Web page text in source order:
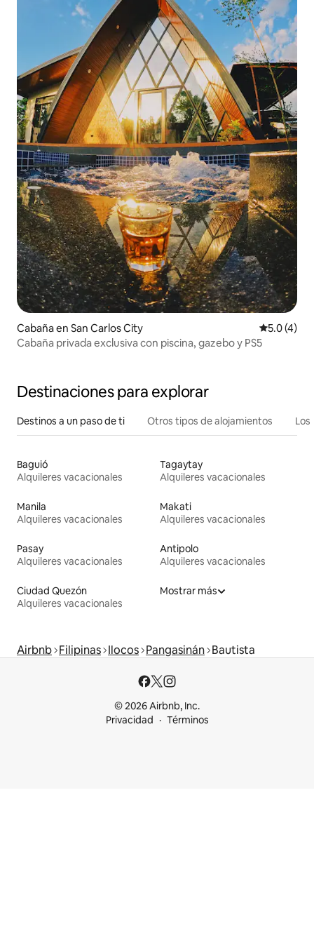
Cabaña en San Carlos City
5.0 (4)
Cabaña privada exclusiva con piscina, gazebo y PS5
Destinaciones para explorar
Destinos a un paso de ti Otros tipos de alojamientos
Baguió
Alquileres vacacionales
Tagaytay
Alquileres vacacionales
Manila
Alquileres vacacionales
Makati
Alquileres vacacionales
Pasay
Alquileres vacacionales
Antipolo
Alquileres vacacionales
Ciudad Quezón
Alquileres vacacionales
Mostrar más
Airbnb Filipinas Ilocos Pangasinán Bautista
© 2026 Airbnb, Inc.
Privacidad
Términos